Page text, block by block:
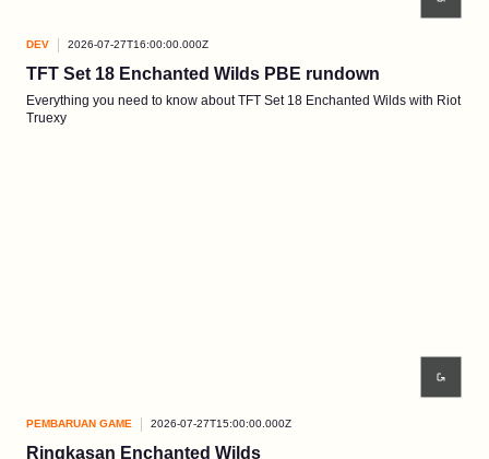
DEV 2026-07-27T16:00:00.000Z
TFT Set 18 Enchanted Wilds PBE rundown
Everything you need to know about TFT Set 18 Enchanted Wilds with Riot
Truexy
PEMBARUAN GAME 2026-07-27T15:00:00.000Z
Ringkasan Enchanted Wilds